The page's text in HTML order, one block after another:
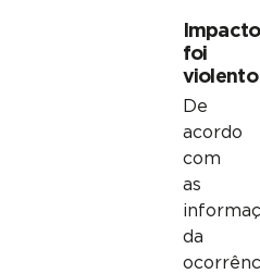
Impacto
foi
violento
De
acordo
com
as
da